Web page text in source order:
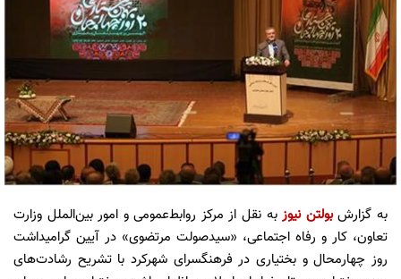
به گزارشبولتن نیوزبه نقل از مرکز روابط‌عمومی و امور بین‌الملل وزارت
تعاون، کار و رفاه اجتماعی، «سیدصولت مرتضوی» در آیین گرامیداشت
روز چهارمحال و بختیاری در فرهنگسرای شهرکرد با تشریح رشادت‌های